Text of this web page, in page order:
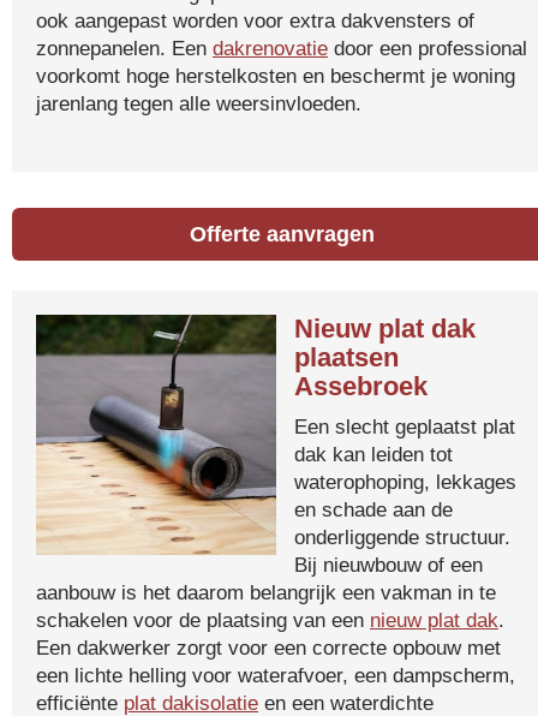
ook aangepast worden voor extra dakvensters of
zonnepanelen. Een dakrenovatie door een professional
voorkomt hoge herstelkosten en beschermt je woning
jarenlang tegen alle weersinvloeden.
Offerte aanvragen
Nieuw plat dak
plaatsen
Assebroek
Een slecht geplaatst plat
dak kan leiden tot
waterophoping, lekkages
en schade aan de
onderliggende structuur.
Bij nieuwbouw of een
aanbouw is het daarom belangrijk een vakman in te
schakelen voor de plaatsing van een nieuw plat dak.
Een dakwerker zorgt voor een correcte opbouw met
een lichte helling voor waterafvoer, een dampscherm,
efficiënte plat dakisolatie en een waterdichte